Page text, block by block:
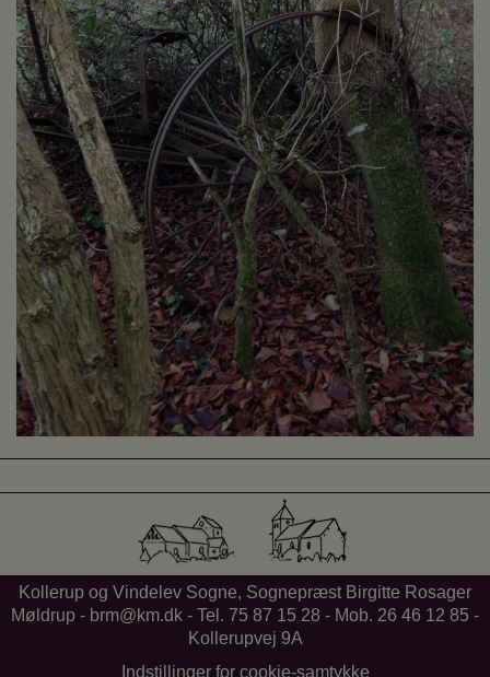
Kollerup og Vindelev Sogne, Sognepræst Birgitte Rosager
Møldrup - brm@km.dk - Tel. 75 87 15 28 - Mob. 26 46 12 85 -
Kollerupvej 9A
Indstillinger for cookie-samtykke